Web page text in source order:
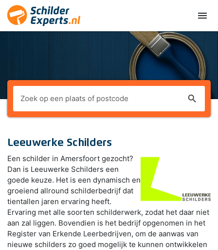
menu
search
Leeuwerke Schilders
Een schilder in Amersfoort gezocht?
Dan is Leeuwerke Schilders een
goede keuze. Het is een dynamisch en
groeiend allround schilderbedrijf dat
tientallen jaren ervaring heeft.
Ervaring met alle soorten schilderwerk, zodat het daar niet
aan zal liggen. Bovendien is het bedrijf opgenomen in het
Register van Erkende Leerbedrijven, om de aanwas van
nieuwe schilders zo goed mogelijk te kunnen ontwikkelen